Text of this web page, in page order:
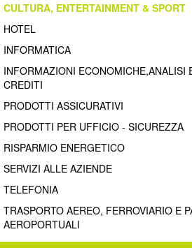
CULTURA, ENTERTAINMENT & SPORT
HOTEL
INFORMATICA
INFORMAZIONI ECONOMICHE,ANALISI
CREDITI
PRODOTTI ASSICURATIVI
PRODOTTI PER UFFICIO - SICUREZZA
RISPARMIO ENERGETICO
SERVIZI ALLE AZIENDE
TELEFONIA
TRASPORTO AEREO, FERROVIARIO E
AEROPORTUALI